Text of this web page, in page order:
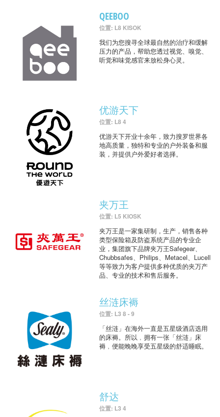
QEEBOO
位置: L8 KISOK
我们为您搜寻全球最自然的治疗和缓解
压力的产品，帮助您透过视觉、嗅觉、
听觉和味觉感官来放松身心灵。
优游天下
位置: L8 4
优游天下开业十余年，致力搜罗世界各
地高质量，独特和专业的户外装备和服
装，并提供户外爱好者选择。
夹万王
位置: L5 KIOSK
夹万王是一家集研制，生产，销售各种
类型保险箱及防盗系统产品的专业企
业，集团旗下品牌夹万王Safegear、
Chubbsafes、Philips、Metacel、Lucell
等等致力为客户提供多种优质的夹万产
品、专业的技术和售后服务。
丝涟床褥
位置: L3 8 - 9
「丝涟」在海外一直是五星级酒店选用
的床褥。所以﹐拥有一张「丝涟」床
褥﹐便能晚晚享受五星级的舒适睡眠。
舒达
位置: L3 4